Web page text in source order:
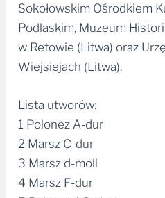
Sokołowskim Ośrodkiem
Podlaskim, Muzeum
w Retowie (Litwa) oraz
Wiejsiejach (Litwa).
Lista utworów:
1 Polonez A-dur
2 Marsz C-dur
3 Marsz d-moll
4 Marsz F-dur